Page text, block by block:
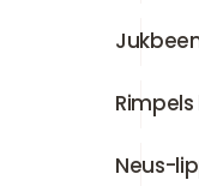
Jukbeenderen
Rimpels bovenlip
Neus-lippenplooi
Neus-